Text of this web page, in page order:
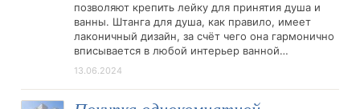
позволяют крепить лейку для принятия душа и
ванны. Штанга для душа, как правило, имеет
лаконичный дизайн, за счёт чего она гармонично
вписывается в любой интерьер ванной…
13.06.2024